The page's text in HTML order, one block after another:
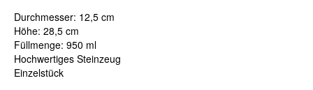
Durchmesser: 12,5 cm
Höhe: 28,5 cm
Füllmenge: 950 ml
Hochwertiges Steinzeug
Einzelstück